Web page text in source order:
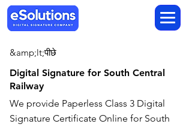
&amp;lt;पीछे
Digital Signature for South Central
Railway
We provide Paperless Class 3 Digital
Signature Certificate Online for South